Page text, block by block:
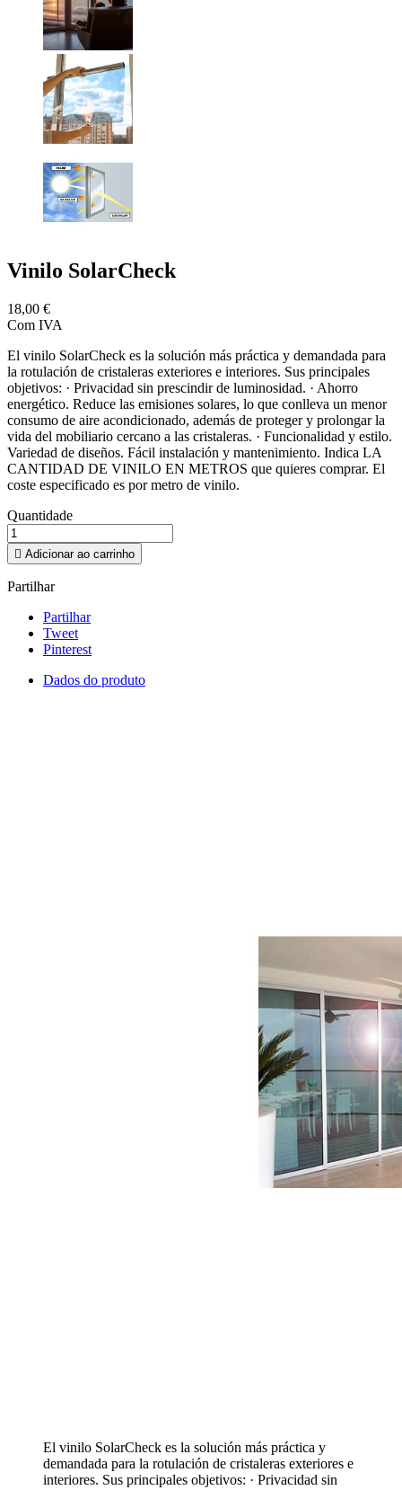
Vinilo SolarCheck
18,00 €
Com IVA
El vinilo SolarCheck es la solución más práctica y demandada para
la rotulación de cristaleras exteriores e interiores. Sus principales
objetivos: · Privacidad sin prescindir de luminosidad. · Ahorro
energético. Reduce las emisiones solares, lo que conlleva un menor
consumo de aire acondicionado, además de proteger y prolongar la
vida del mobiliario cercano a las cristaleras. · Funcionalidad y estilo.
Variedad de diseños. Fácil instalación y mantenimiento. Indica LA
CANTIDAD DE VINILO EN METROS que quieres comprar. El
coste especificado es por metro de vinilo.
Quantidade
 Adicionar ao carrinho
Partilhar
Partilhar
Tweet
Pinterest
Dados do produto
El vinilo SolarCheck es la solución más práctica y
demandada para la rotulación de cristaleras exteriores e
interiores. Sus principales objetivos: · Privacidad sin